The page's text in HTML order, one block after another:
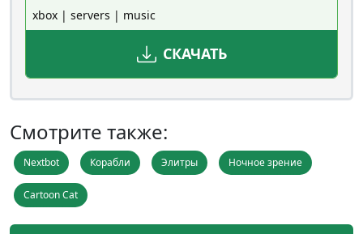
xbox | servers | music
СКАЧАТЬ
Смотрите также:
Nextbot Корабли Элитры Ночное зрение
Cartoon Cat